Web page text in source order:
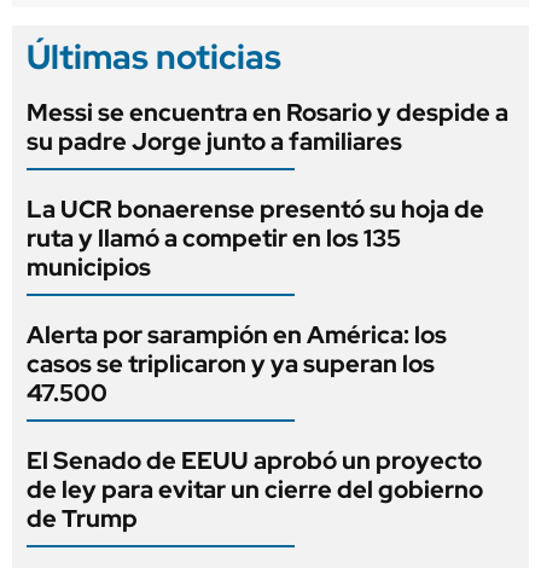
Últimas noticias
Messi se encuentra en Rosario y despide a
su padre Jorge junto a familiares
La UCR bonaerense presentó su hoja de
ruta y llamó a competir en los 135
municipios
Alerta por sarampión en América: los
casos se triplicaron y ya superan los
47.500
El Senado de EEUU aprobó un proyecto
de ley para evitar un cierre del gobierno
de Trump